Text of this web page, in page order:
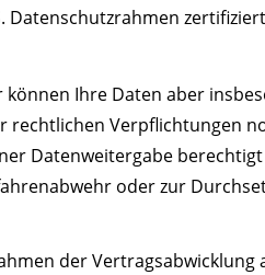
Datenschutzrahmen
Ihre Daten aber
rechtlichen Verpflichtungen
Datenweitergabe
oder zur
der Vertragsabwicklung